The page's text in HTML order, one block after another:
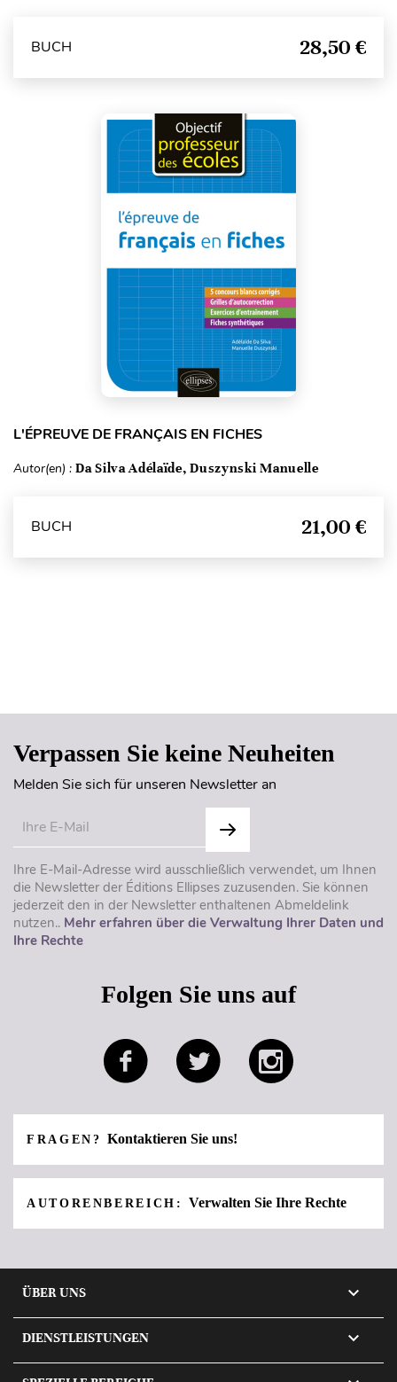
BUCH 28,50 €
L'ÉPREUVE DE FRANÇAIS EN FICHES
Autor(en) : Da Silva Adélaïde, Duszynski Manuelle
BUCH 21,00 €
Verpassen Sie keine Neuheiten
Melden Sie sich für unseren Newsletter an
Ihre E-Mail-Adresse wird ausschließlich verwendet, um Ihnen
die Newsletter der Éditions Ellipses zuzusenden. Sie können
jederzeit den in der Newsletter enthaltenen Abmeldelink
nutzen.. Mehr erfahren über die Verwaltung Ihrer Daten und
Ihre Rechte
Folgen Sie uns auf
FRAGEN? Kontaktieren Sie uns!
AUTORENBEREICH: Verwalten Sie Ihre Rechte
ÜBER UNS 
DIENSTLEISTUNGEN 